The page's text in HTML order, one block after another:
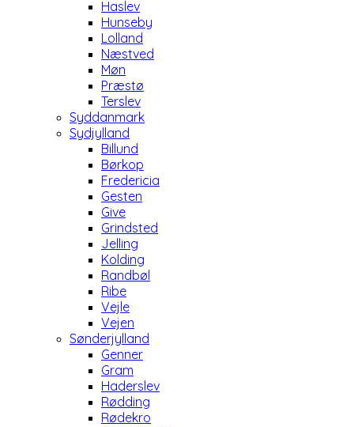
Haslev
Hunseby
Lolland
Næstved
Møn
Præstø
Terslev
Syddanmark
Sydjylland
Billund
Børkop
Fredericia
Gesten
Give
Grindsted
Jelling
Kolding
Randbøl
Ribe
Vejle
Vejen
Sønderjylland
Genner
Gram
Haderslev
Rødding
Rødekro